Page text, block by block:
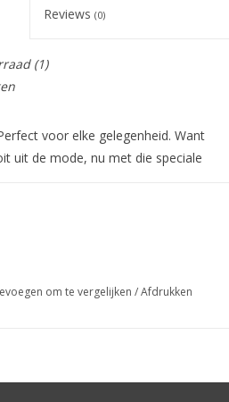
Reviews (0)
(1)
voor elke gelegenheid. Want
uit de mode, nu met die speciale
om te vergelijken /Afdrukken